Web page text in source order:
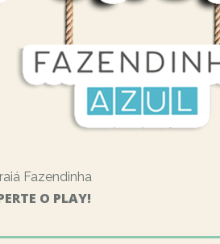
Fazendinha
O PLAY!